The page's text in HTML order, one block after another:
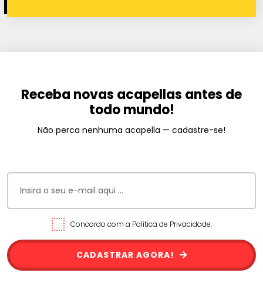
Receba novas acapellas antes de
todo mundo!
Não perca nenhuma acapella — cadastre-se!
Concordo com a Política de Privacidade.
CADASTRAR AGORA!